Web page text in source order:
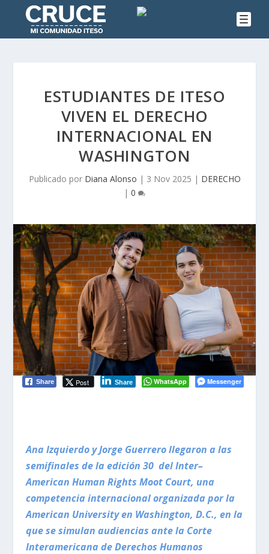
ESTUDIANTES DE ITESO
VIVEN EL DERECHO
INTERNACIONAL EN
WASHINGTON
Publicado por Diana Alonso | 3 Nov 2025 | DERECHO
| 0
Share Post Share WhatsApp Messenger
Ana Izquierdo y JorgeGuerrerollegaron a las
semifinales dela edición 30 del Inter–
American Human Rights Moot Court, una
competencia internacional organizada por la
American Universityen Washington, D.C., en la
que se simulan audiencias ante la Corte
Interamericana de Derechos Humanos